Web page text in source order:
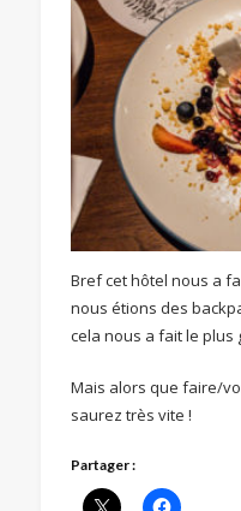
Bref cet hôtel nous a
nous étions des
cela nous a fait le plus
Mais alors que faire/
saurez très vite !
Partager :